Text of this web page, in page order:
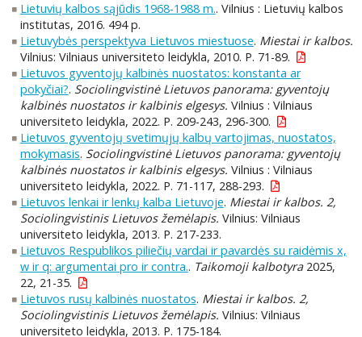
Lietuvių kalbos sąjūdis 1968-1988 m.. Vilnius : Lietuvių kalbos
institutas, 2016. 494 p.
Lietuvybės perspektyva Lietuvos miestuose. Miestai ir kalbos.
Vilnius: Vilniaus universiteto leidykla, 2010. P. 71-89.
Lietuvos gyventojų kalbinės nuostatos: konstanta ar
pokyčiai?. Sociolingvistinė Lietuvos panorama: gyventojų
kalbinės nuostatos ir kalbinis elgesys. Vilnius : Vilniaus
universiteto leidykla, 2022. P. 209-243, 296-300.
Lietuvos gyventojų svetimųjų kalbų vartojimas, nuostatos,
mokymasis. Sociolingvistinė Lietuvos panorama: gyventojų
kalbinės nuostatos ir kalbinis elgesys. Vilnius : Vilniaus
universiteto leidykla, 2022. P. 71-117, 288-293.
Lietuvos lenkai ir lenkų kalba Lietuvoje. Miestai ir kalbos. 2,
Sociolingvistinis Lietuvos žemėlapis. Vilnius: Vilniaus
universiteto leidykla, 2013. P. 217-233.
Lietuvos Respublikos piliečių vardai ir pavardės su raidėmis x,
w ir q: argumentai pro ir contra.. Taikomoji kalbotyra2025,
22, 21-35.
Lietuvos rusų kalbinės nuostatos. Miestai ir kalbos. 2,
Sociolingvistinis Lietuvos žemėlapis. Vilnius: Vilniaus
universiteto leidykla, 2013. P. 175-184.